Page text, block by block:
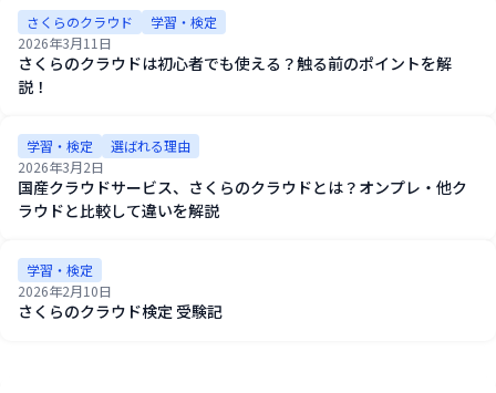
さくらのクラウド
学習・検定
2026年3月11日
さくらのクラウドは初心者でも使える？触る前のポイントを解
説！
学習・検定
選ばれる理由
2026年3月2日
国産クラウドサービス、さくらのクラウドとは？オンプレ・他ク
ラウドと比較して違いを解説
学習・検定
2026年2月10日
さくらのクラウド検定 受験記